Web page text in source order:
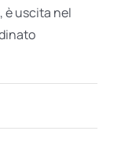
è uscita nel